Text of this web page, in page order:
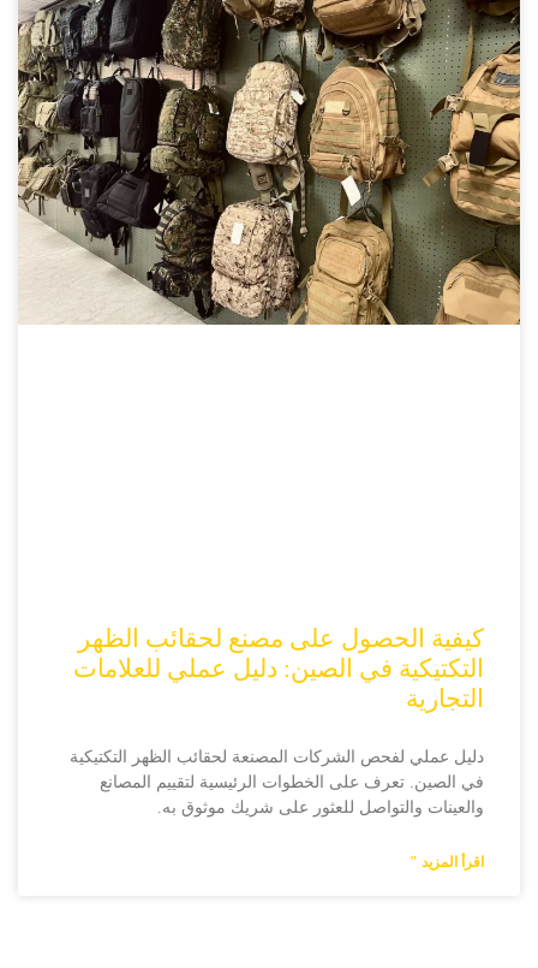
كيفية الحصول على مصنع لحقائب الظهر
التكتيكية في الصين: دليل عملي للعلامات
التجارية
دليل عملي لفحص الشركات المصنعة لحقائب الظهر التكتيكية
في الصين. تعرف على الخطوات الرئيسية لتقييم المصانع
والعينات والتواصل للعثور على شريك موثوق به.
اقرأ المزيد "